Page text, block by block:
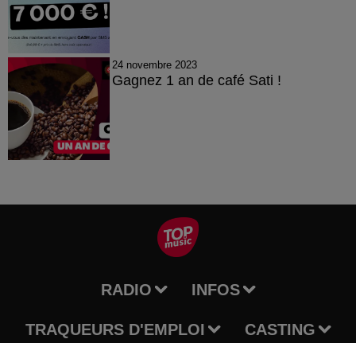
24 novembre 2023
Gagnez 1 an de café Sati !
RADIO INFOS
TRAQUEURS D'EMPLOI CASTING